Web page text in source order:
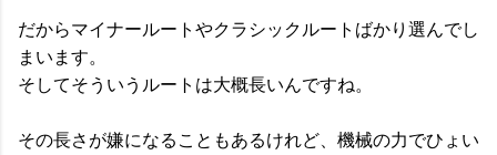
だからマイナールートやクラシックルートばかり選んでし
まいます。
そしてそういうルートは大概長いんですね。
その長さが嫌になることもあるけれど、機械の力でひょい